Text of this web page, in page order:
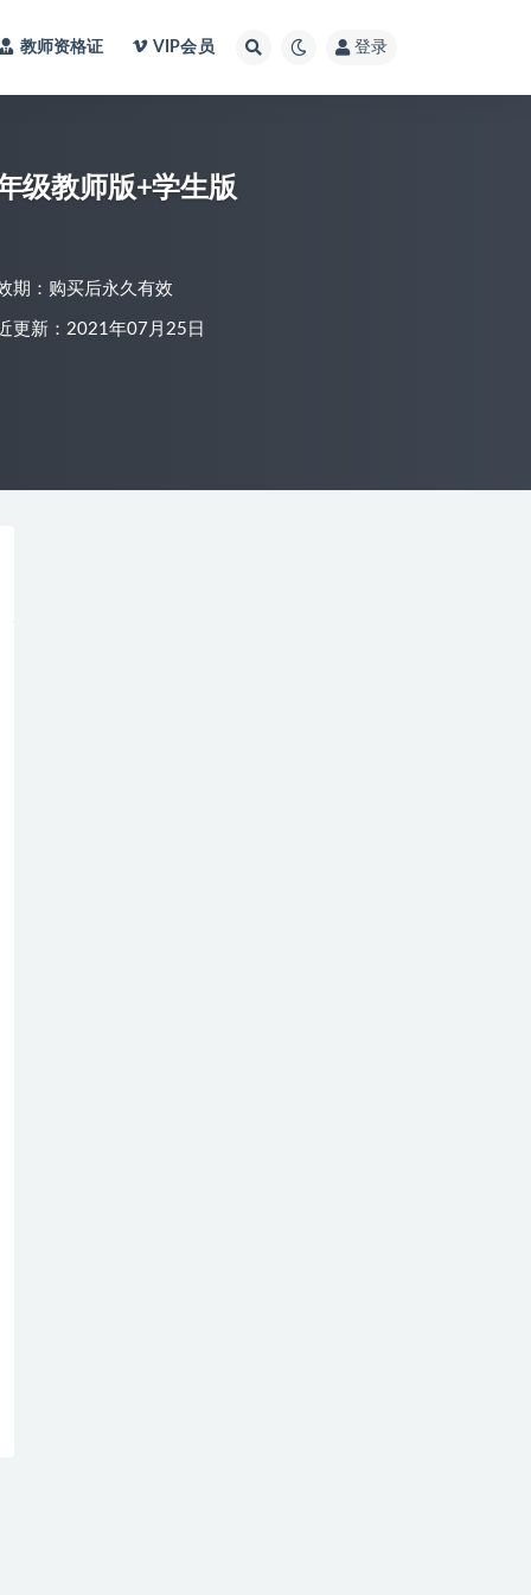
教师资格证 VIP会员 登录
级教师版+学生版
期：购买后永久有效
更新：2021年07月25日